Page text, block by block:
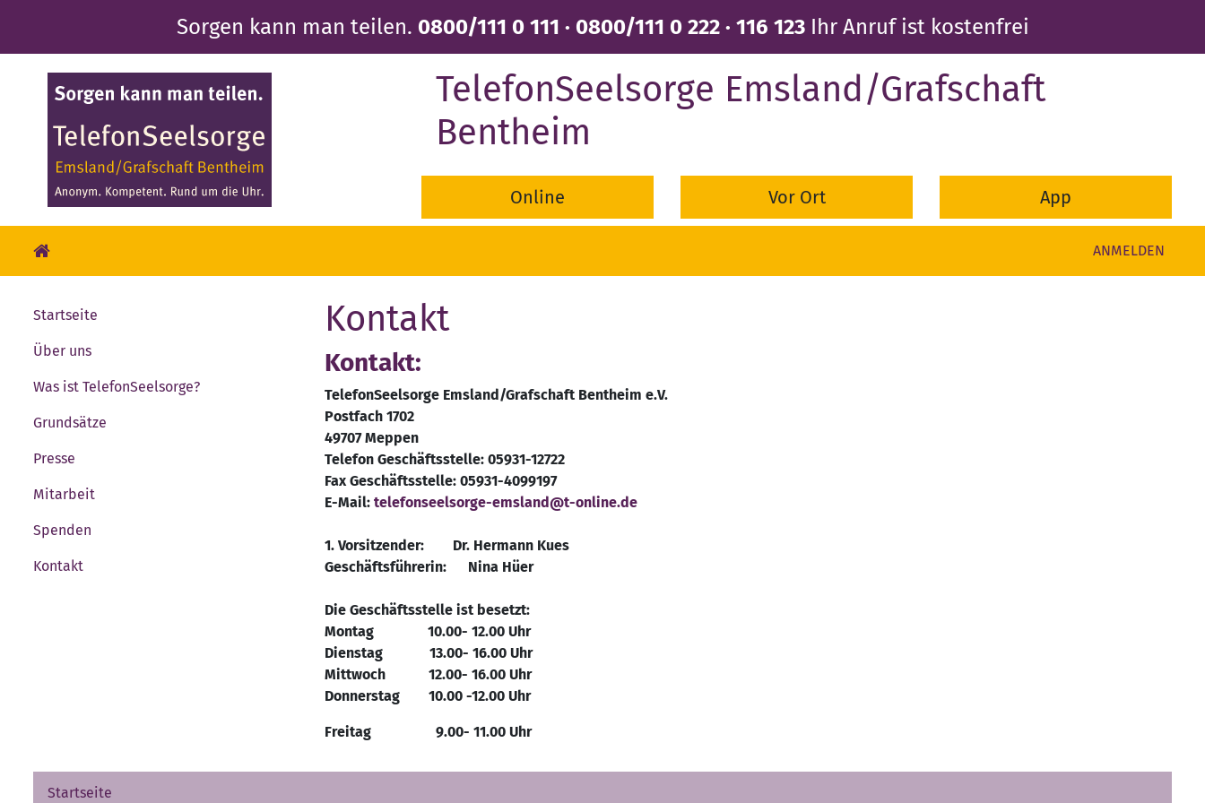
Inhalt
Sorgen kann man teilen. 0800/111 0 111 · 0800/111 0 222 · 116 123Ihr Anruf ist kostenfrei
TelefonSeelsorge Emsland/Grafschaft
Bentheim
Online Vor Ort App
ANMELDEN
Startseite
Über uns
Was ist TelefonSeelsorge?
Grundsätze
Presse
Mitarbeit
Spenden
Kontakt
Kontakt
Kontakt:
TelefonSeelsorge Emsland/Grafschaft Bentheim e.V.
Postfach 1702
49707 Meppen
Telefon Geschäftsstelle: 05931-12722
Fax Geschäftsstelle: 05931-4099197
E-Mail: telefonseelsorge-emsland@t-online.de
1. Vorsitzender: Dr. Hermann Kues
Geschäftsführerin: Nina Hüer
Die Geschäftsstelle ist besetzt:
Montag 10.00- 12.00 Uhr
Dienstag 13.00- 16.00 Uhr
Mittwoch 12.00- 16.00 Uhr
Donnerstag 10.00 -12.00 Uhr
Freitag 9.00- 11.00 Uhr
Startseite